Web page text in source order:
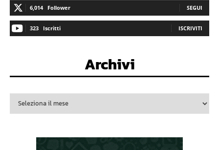
6,014 Follower SEGUI
323 Iscritti ISCRIVITI
Archivi